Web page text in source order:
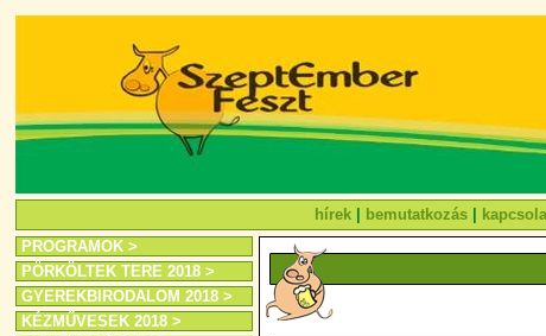
hírek bemutatkozás
PROGRAMOK >
PÖRKÖLTEK TERE 2018 >
GYEREKBIRODALOM 2018 >
KÉZMŰVESEK 2018 >